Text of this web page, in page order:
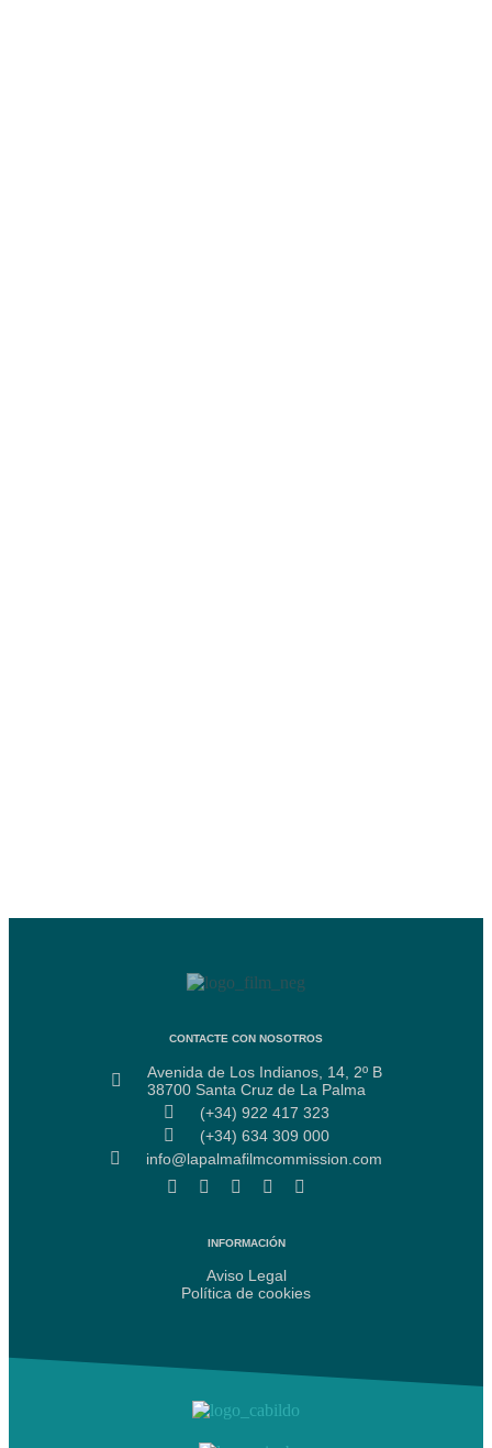
CONTACTE CON NOSOTROS
Avenida de Los Indianos, 14, 2º B
38700 Santa Cruz de La Palma
(+34) 922 417 323
(+34) 634 309 000
info@lapalmafilmcommission.com
INFORMACIÓN
Aviso Legal
Política de cookies